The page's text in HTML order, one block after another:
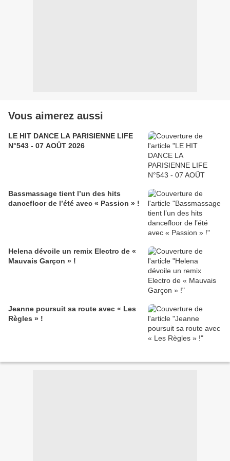
Vous aimerez aussi
LE HIT DANCE LA PARISIENNE LIFE
N°543 - 07 AOÛT 2026
Bassmassage tient l’un des hits
dancefloor de l’été avec « Passion » !
Helena dévoile un remix Electro de «
Mauvais Garçon » !
Jeanne poursuit sa route avec « Les
Règles » !